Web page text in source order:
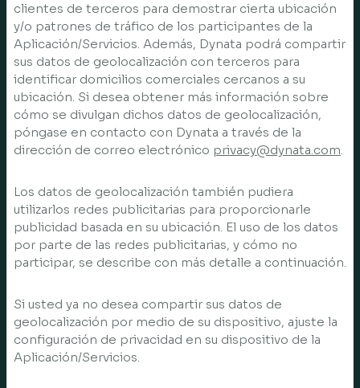
clientes de terceros para demostrar cierta ubicación
y/o patrones de tráfico de los participantes de la
Aplicación/Servicios. Además, Dynata podrá compartir
sus datos de geolocalización con terceros para
identificar domicilios comerciales cercanos a su
ubicación. Si desea obtener más información sobre
cómo se divulgan dichos datos de geolocalización,
póngase en contacto con Dynata a través de la
dirección de correo electrónico privacy@dynata.com.
Los datos de geolocalización también pudiera
utilizarlos redes publicitarias para proporcionarle
publicidad basada en su ubicación. El uso de los datos
por parte de las redes publicitarias, y cómo no
participar, se describe con más detalle a continuación.
Si usted ya no desea compartir sus datos de
geolocalización por medio de su dispositivo, ajuste la
configuración de privacidad en su dispositivo de la
Aplicación/Servicios.